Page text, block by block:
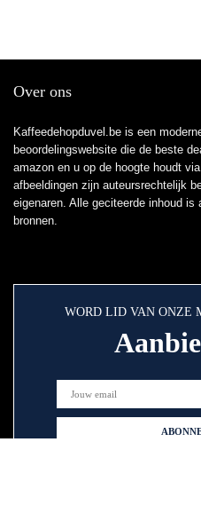
Over ons
Kaffeedehopduvel.be is een
beoordelingswebsite die de beste
amazon en u op de hoogte houdt
afbeeldingen zijn auteursrechtelijk
eigenaren. Alle geciteerde inhoud
bronnen.
WORD LID VAN ONZE